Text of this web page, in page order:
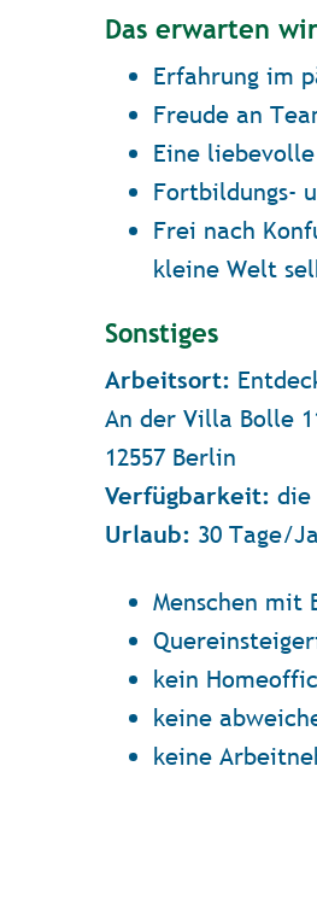
Das erwarten wir
Erfahrung im
Freude an
Eine
Fortbildungs-
Frei nach
kleine Welt
Sonstiges
Arbeitsort:
An der Villa Bolle
12557 Berlin
Verfügbarkeit: die
Urlaub: 30 Tage/
Menschen mit
kein
keine
keine